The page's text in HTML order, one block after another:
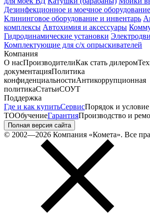
Дезинфекционное и моечное оборудование
Клининговое оборудование и инвентарь
комплексы Автохимия и аксессуары
Гидродинамические установки
Комплектующие для с/х опрыскивателей
Компания
О насПроизводителиКак стать дилером
документацияПолитика
конфиденциальностиАнтикоррупционная
политикаСтатьиСОУТ
Поддержка
Где и как купитьСервисПорядок и условие
ТООбучениеГарантияПроизводство и
Полная версия сайта
© 2002—2026 Компания «Комета». Все